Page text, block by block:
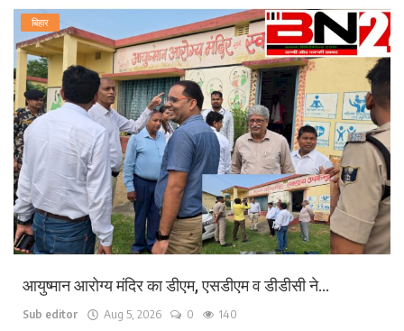
बिहार
आयुष्मान आरोग्य मंदिर का डीएम, एसडीएम व डीडीसी ने...
Sub editor Aug 5, 2026 0 140